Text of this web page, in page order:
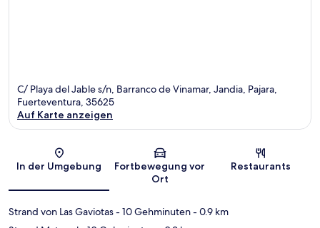
C/ Playa del Jable s/n, Barranco de Vinamar, Jandia, Pajara,
Fuerteventura, 35625
Auf Karte anzeigen
In der Umgebung
Fortbewegung vor
Ort
Restaurants
Strand von Las Gaviotas- 10 Gehminuten- 0.9 km